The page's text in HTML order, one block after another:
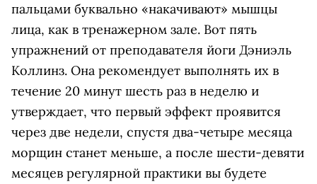
пальцами буквально «накачивают» мышцы
лица, как в тренажерном зале. Вот пять
упражнений от преподавателя йоги Дэниэль
Коллинз. Она рекомендует выполнять их в
течение 20 минут шесть раз в неделю и
утверждает, что первый эффект проявится
через две недели, спустя два-четыре месяца
морщин станет меньше, а после шести-девяти
месяцев регулярной практики вы будете